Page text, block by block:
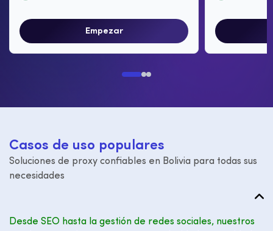
Empezar
Casos de uso populares
Soluciones de proxy confiables en Bolivia para todas sus
necesidades
Desde SEO hasta la gestión de redes sociales, nuestros